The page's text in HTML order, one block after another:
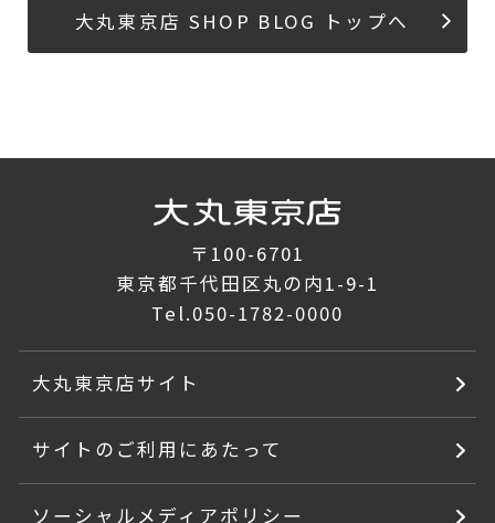
大丸東京店 SHOP BLOG トップへ
〒100-6701
東京都千代田区丸の内1-9-1
Tel.050-1782-0000
大丸東京店サイト
サイトのご利用にあたって
ソーシャルメディアポリシー